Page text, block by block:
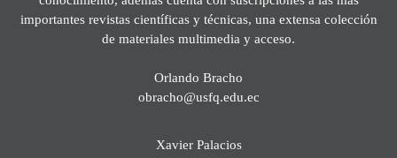
importantes revistas científicas y técnicas, una extensa colección
de materiales multimedia y acceso.
Orlando Bracho
obracho@usfq.edu.ec
Xavier Palacios